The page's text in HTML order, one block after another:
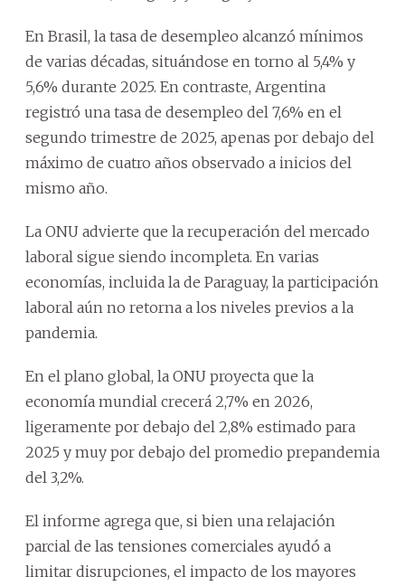
En Brasil, la tasa de desempleo alcanzó mínimos
de varias décadas, situándose en torno al 5,4% y
5,6% durante 2025. En contraste, Argentina
registró una tasa de desempleo del 7,6% en el
segundo trimestre de 2025, apenas por debajo del
máximo de cuatro años observado a inicios del
mismo año.
La ONU advierte que la recuperación del mercado
laboral sigue siendo incompleta. En varias
economías, incluida la de Paraguay, la participación
laboral aún no retorna a los niveles previos a la
pandemia.
En el plano global, la ONU proyecta que la
economía mundial crecerá 2,7% en 2026,
ligeramente por debajo del 2,8% estimado para
2025 y muy por debajo del promedio prepandemia
del 3,2%.
El informe agrega que, si bien una relajación
parcial de las tensiones comerciales ayudó a
limitar disrupciones, el impacto de los mayores